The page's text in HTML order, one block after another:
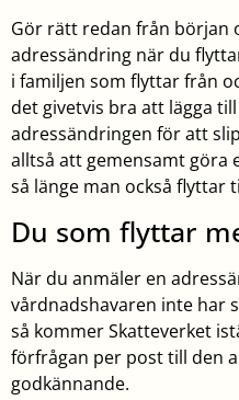
Gör rätt redan från början
adressändring när du
i familjen som flyttar från
det givetvis bra att lägga
adressändringen för att
alltså att gemensamt göra
så länge man också flyttar
Du som flyttar
När du anmäler en
vårdnadshavaren inte har
så kommer Skatteverket
förfrågan per post till den
godkännande.